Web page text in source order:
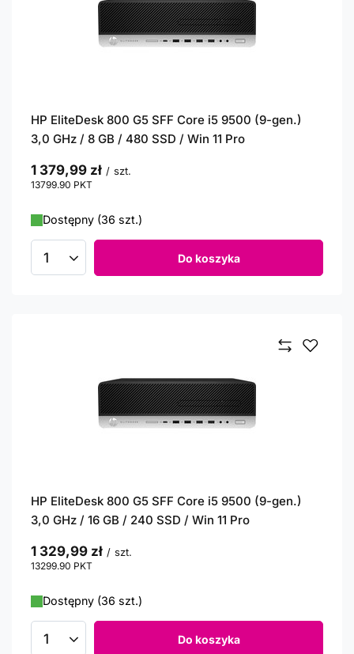
HP EliteDesk 800 G5 SFF Core i5 9500 (9-gen.)
3,0 GHz / 8 GB / 480 SSD / Win 11 Pro
1 379,99 zł / szt.
13799.90 PKT
Dostępny (36 szt.)
Ilość produktów Do koszyka
HP EliteDesk 800 G5 SFF Core i5 9500 (9-gen.)
3,0 GHz / 16 GB / 240 SSD / Win 11 Pro
1 329,99 zł / szt.
13299.90 PKT
Dostępny (36 szt.)
Ilość produktów Do koszyka